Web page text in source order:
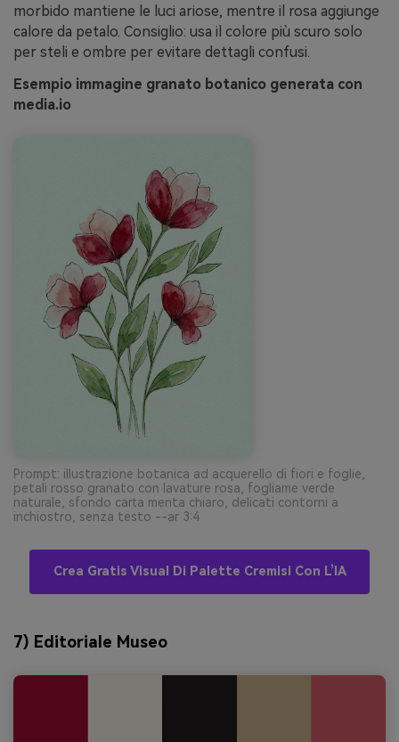
morbido mantiene le luci ariose, mentre il rosa aggiunge
calore da petalo. Consiglio: usa il colore più scuro solo
per steli e ombre per evitare dettagli confusi.
Esempio immagine granato botanico generata con
media.io
Prompt: illustrazione botanica ad acquerello di fiori e foglie,
petali rosso granato con lavature rosa, fogliame verde
naturale, sfondo carta menta chiaro, delicati contorni a
inchiostro, senza testo --ar 3:4
Crea Gratis Visual Di Palette Cremisi Con L’IA
7) Editoriale Museo